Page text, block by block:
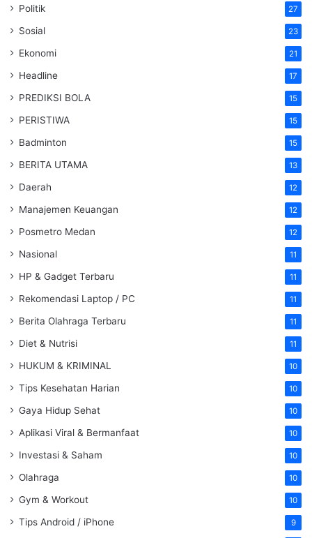
Politik 27
Sosial 23
Ekonomi 21
Headline 17
PREDIKSI BOLA 15
PERISTIWA 15
Badminton 15
BERITA UTAMA 13
Daerah 12
Manajemen Keuangan 12
Posmetro Medan 12
Nasional 11
HP & Gadget Terbaru 11
Rekomendasi Laptop / PC 11
Berita Olahraga Terbaru 11
Diet & Nutrisi 11
HUKUM & KRIMINAL 10
Tips Kesehatan Harian 10
Gaya Hidup Sehat 10
Aplikasi Viral & Bermanfaat 10
Investasi & Saham 10
Olahraga 10
Gym & Workout 10
Tips Android / iPhone 9